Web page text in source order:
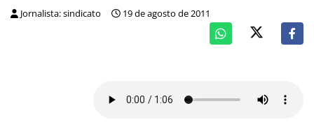
Jornalista: sindicato 19 de agosto de 2011